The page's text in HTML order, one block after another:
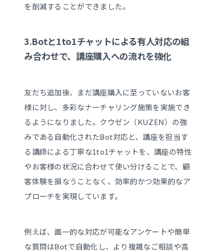
を削減することができました。
3.Botと1to1チャットによる有人対応の組
み合わせで、講座購入への流れを強化
友だち追加後、まだ講座購入に至っていないお客
様に対し、多彩なナーチャリング施策を実施でき
るようになりました。クウゼン（KUZEN）の強
みである自動化されたBot対応と、講座を担当す
る講師による丁寧な1to1チャットを、講座の特性
やお客様の状況に合わせて使い分けることで、顧
客体験を損なうことなく、効率的かつ効果的なア
プローチを実現しています。
例えば、画一的な対応が可能なアンケートや簡単
な質問はBotで自動化し、より複雑なご相談や高